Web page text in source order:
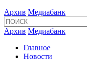
Архив Медиабанк
Архив Медиабанк
Главное
Новости